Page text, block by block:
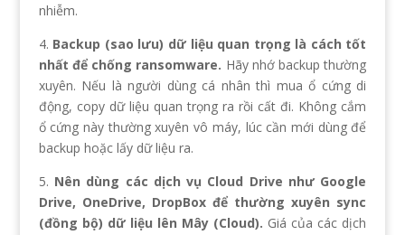
nhiễm.
4. Backup (sao lưu) dữ liệu quan trọng là cách tốt
nhất để chống ransomware. Hãy nhớ backup thường
xuyên. Nếu là người dùng cá nhân thì mua ổ cứng di
động, copy dữ liệu quan trọng ra rồi cất đi. Không cắm
ổ cứng này thường xuyên vô máy, lúc cần mới dùng để
backup hoặc lấy dữ liệu ra.
5. Nên dùng các dịch vụ Cloud Drive như Google
Drive, OneDrive, DropBox để thường xuyên sync
(đồng bộ) dữ liệu lên Mây (Cloud). Giá của các dịch